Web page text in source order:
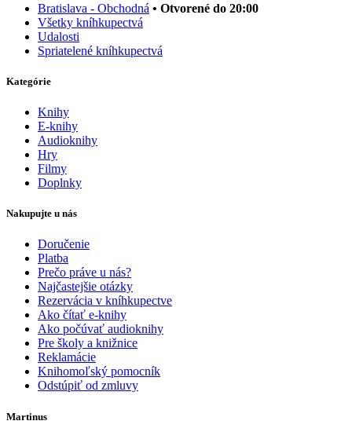
Bratislava - Obchodná • Otvorené do 20:00
Všetky kníhkupectvá
Udalosti
Spriatelené kníhkupectvá
Kategórie
Knihy
E-knihy
Audioknihy
Hry
Filmy
Doplnky
Nakupujte u nás
Doručenie
Platba
Prečo práve u nás?
Najčastejšie otázky
Rezervácia v kníhkupectve
Ako čítať e-knihy
Ako počúvať audioknihy
Pre školy a knižnice
Reklamácie
Knihomoľský pomocník
Odstúpiť od zmluvy
Martinus